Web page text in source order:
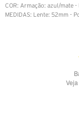
COR: Armação: azul/mate -
MEDIDAS: Lente: 52mm -